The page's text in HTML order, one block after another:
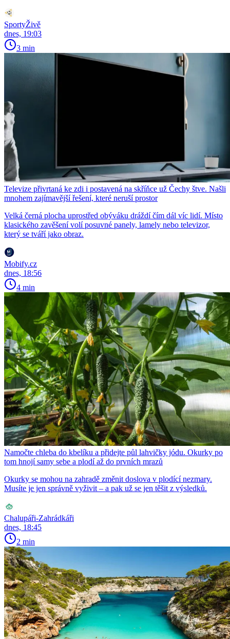
SportyŽivě
dnes, 19:03
3 min
Televize přivrtaná ke zdi i postavená na skříňce už Čechy štve. Našli
mnohem zajímavější řešení, které neruší prostor
Velká černá plocha uprostřed obýváku dráždí čím dál víc lidí. Místo
klasického zavěšení volí posuvné panely, lamely nebo televizor,
který se tváří jako obraz.
Mobify.cz
dnes, 18:56
4 min
Namočte chleba do kbelíku a přidejte půl lahvičky jódu. Okurky po
tom hnojí samy sebe a plodí až do prvních mrazů
Okurky se mohou na zahradě změnit doslova v plodící nezmary.
Musíte je jen správně vyživit – a pak už se jen těšit z výsledků.
Chalupáři-Zahrádkáři
dnes, 18:45
2 min